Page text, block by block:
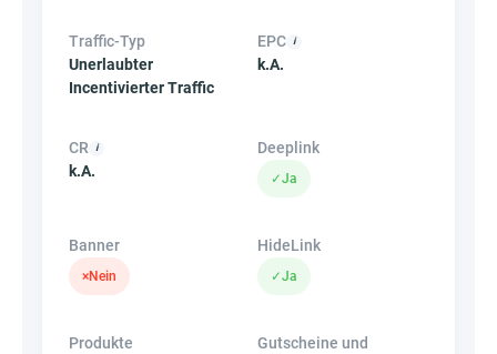
Traffic-Typ
Unerlaubter
Incentivierter Traffic
EPC
k.A.
CR
k.A.
Deeplink
✓Ja
Banner
×Nein
HideLink
✓Ja
Produkte
Gutscheine und